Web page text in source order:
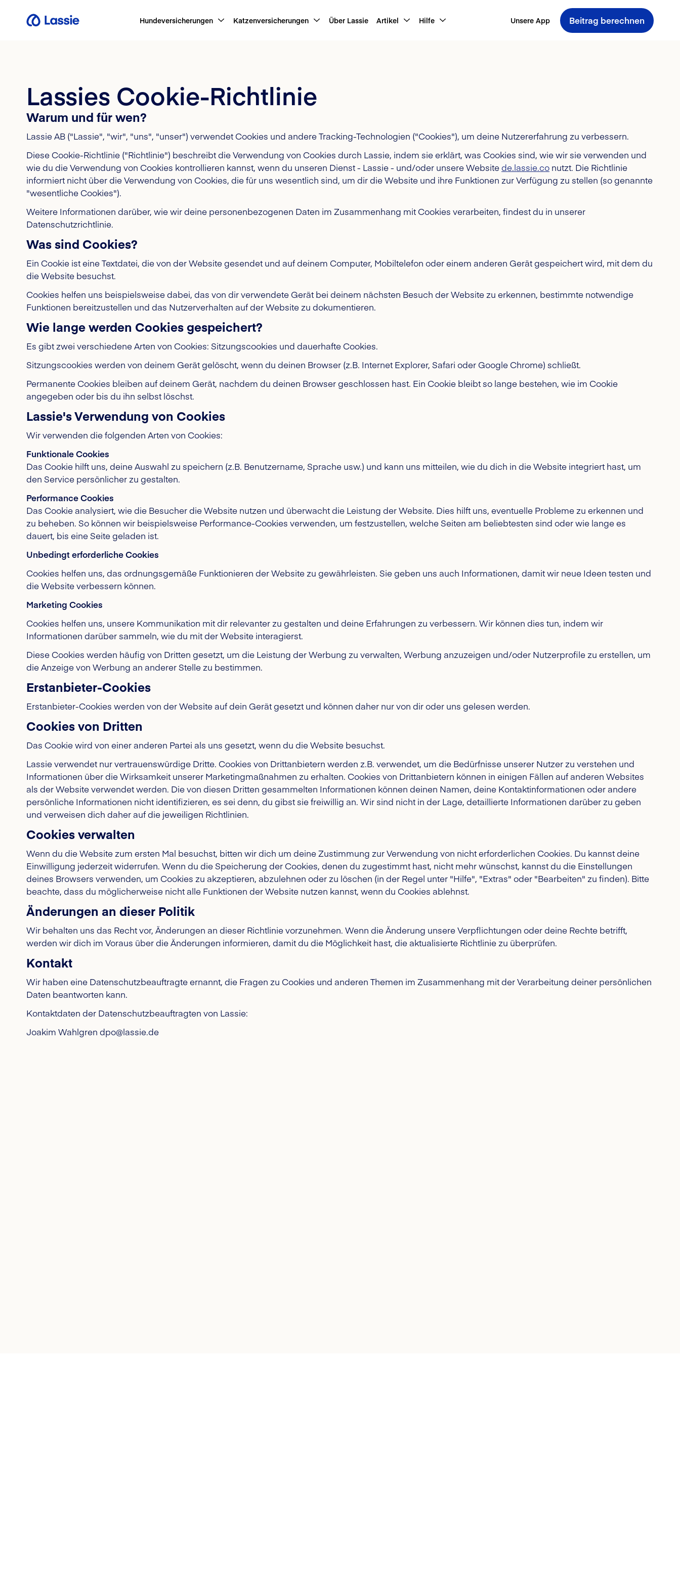
Hundeversicherungen Katzenversicherungen Über Lassie Artikel Hilfe Unsere App Beitrag berechnen
Lassies Cookie-Richtlinie
Warum und für wen?
Lassie AB ("Lassie", "wir", "uns", "unser") verwendet Cookies und andere Tracking-Technologien ("Cookies"), um deine Nutzererfahrung zu verbessern.
Diese Cookie-Richtlinie ("Richtlinie") beschreibt die Verwendung von Cookies durch Lassie, indem sie erklärt, was Cookies sind, wie wir sie verwenden und
wie du die Verwendung von Cookies kontrollieren kannst, wenn du unseren Dienst - Lassie - und/oder unsere Websitede.lassie.co nutzt. Die Richtlinie
informiert nicht über die Verwendung von Cookies, die für uns wesentlich sind, um dir die Website und ihre Funktionen zur Verfügung zu stellen (so genannte
"wesentliche Cookies").
Weitere Informationen darüber, wie wir deine personenbezogenen Daten im Zusammenhang mit Cookies verarbeiten, findest du in unserer
Datenschutzrichtlinie.
Was sind Cookies?
Ein Cookie ist eine Textdatei, die von der Website gesendet und auf deinem Computer, Mobiltelefon oder einem anderen Gerät gespeichert wird, mit dem du
die Website besuchst.
Cookies helfen uns beispielsweise dabei, das von dir verwendete Gerät bei deinem nächsten Besuch der Website zu erkennen, bestimmte notwendige
Funktionen bereitzustellen und das Nutzerverhalten auf der Website zu dokumentieren.
Wie lange werden Cookies gespeichert?
Es gibt zwei verschiedene Arten von Cookies: Sitzungscookies und dauerhafte Cookies.
Sitzungscookies werden von deinem Gerät gelöscht, wenn du deinen Browser (z.B. Internet Explorer, Safari oder Google Chrome) schließt.
Permanente Cookies bleiben auf deinem Gerät, nachdem du deinen Browser geschlossen hast. Ein Cookie bleibt so lange bestehen, wie im Cookie
angegeben oder bis du ihn selbst löschst.
Lassie's Verwendung von Cookies
Wir verwenden die folgenden Arten von Cookies:
Funktionale Cookies
Das Cookie hilft uns, deine Auswahl zu speichern (z.B. Benutzername, Sprache usw.) und kann uns mitteilen, wie du dich in die Website integriert hast, um
den Service persönlicher zu gestalten.
Performance Cookies
Das Cookie analysiert, wie die Besucher die Website nutzen und überwacht die Leistung der Website. Dies hilft uns, eventuelle Probleme zu erkennen und
zu beheben. So können wir beispielsweise Performance-Cookies verwenden, um festzustellen, welche Seiten am beliebtesten sind oder wie lange es
dauert, bis eine Seite geladen ist.
Unbedingt erforderliche Cookies
Cookies helfen uns, das ordnungsgemäße Funktionieren der Website zu gewährleisten. Sie geben uns auch Informationen, damit wir neue Ideen testen und
die Website verbessern können.
Marketing Cookies
Cookies helfen uns, unsere Kommunikation mit dir relevanter zu gestalten und deine Erfahrungen zu verbessern. Wir können dies tun, indem wir
Informationen darüber sammeln, wie du mit der Website interagierst.
Diese Cookies werden häufig von Dritten gesetzt, um die Leistung der Werbung zu verwalten, Werbung anzuzeigen und/oder Nutzerprofile zu erstellen, um
die Anzeige von Werbung an anderer Stelle zu bestimmen.
Erstanbieter-Cookies
Erstanbieter-Cookies werden von der Website auf dein Gerät gesetzt und können daher nur von dir oder uns gelesen werden.
Cookies von Dritten
Das Cookie wird von einer anderen Partei als uns gesetzt, wenn du die Website besuchst.
Lassie verwendet nur vertrauenswürdige Dritte. Cookies von Drittanbietern werden z.B. verwendet, um die Bedürfnisse unserer Nutzer zu verstehen und
Informationen über die Wirksamkeit unserer Marketingmaßnahmen zu erhalten. Cookies von Drittanbietern können in einigen Fällen auf anderen Websites
als der Website verwendet werden. Die von diesen Dritten gesammelten Informationen können deinen Namen, deine Kontaktinformationen oder andere
persönliche Informationen nicht identifizieren, es sei denn, du gibst sie freiwillig an. Wir sind nicht in der Lage, detaillierte Informationen darüber zu geben
und verweisen dich daher auf die jeweiligen Richtlinien.
Cookies verwalten
Wenn du die Website zum ersten Mal besuchst, bitten wir dich um deine Zustimmung zur Verwendung von nicht erforderlichen Cookies. Du kannst deine
Einwilligung jederzeit widerrufen. Wenn du die Speicherung der Cookies, denen du zugestimmt hast, nicht mehr wünschst, kannst du die Einstellungen
deines Browsers verwenden, um Cookies zu akzeptieren, abzulehnen oder zu löschen (in der Regel unter "Hilfe", "Extras" oder "Bearbeiten" zu finden). Bitte
beachte, dass du möglicherweise nicht alle Funktionen der Website nutzen kannst, wenn du Cookies ablehnst.
Änderungen an dieser Politik
Wir behalten uns das Recht vor, Änderungen an dieser Richtlinie vorzunehmen. Wenn die Änderung unsere Verpflichtungen oder deine Rechte betrifft,
werden wir dich im Voraus über die Änderungen informieren, damit du die Möglichkeit hast, die aktualisierte Richtlinie zu überprüfen.
Kontakt
Wir haben eine Datenschutzbeauftragte ernannt, die Fragen zu Cookies und anderen Themen im Zusammenhang mit der Verarbeitung deiner persönlichen
Daten beantworten kann.
Kontaktdaten der Datenschutzbeauftragten von Lassie:
Joakim Wahlgren dpo@lassie.de